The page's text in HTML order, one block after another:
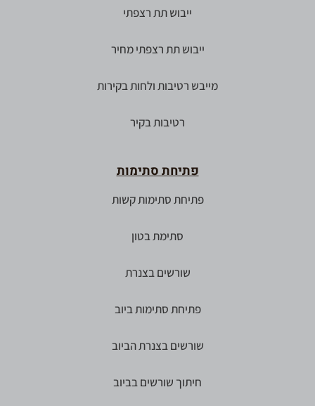
ייבוש תת רצפתי
ייבוש תת רצפתי מחיר
מייבש רטיבות ולחות בקירות
רטיבות בקיר
פתיחת סתימות
פתיחת סתימות קשות
סתימת בטון
שורשים בצנרת
פתיחת סתימות ביוב
שורשים בצנרת הביוב
חיתוך שורשים בביוב